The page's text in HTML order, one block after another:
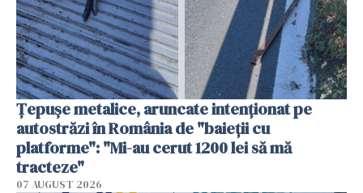
Țepușe metalice, aruncate intenționat pe
autostrăzi în România de "baieții cu
platforme": "Mi-au cerut 1200 lei să mă
tracteze"
07 AUGUST 2026